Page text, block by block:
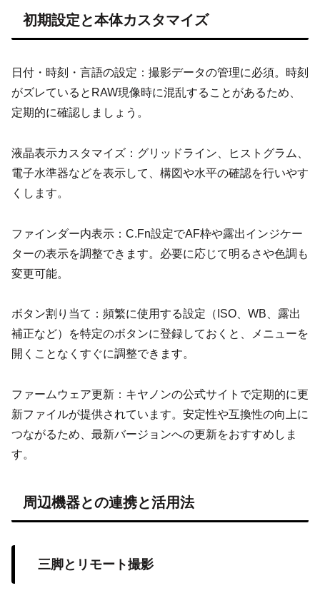
初期設定と本体カスタマイズ
日付・時刻・言語の設定：撮影データの管理に必須。時刻
がズレているとRAW現像時に混乱することがあるため、
定期的に確認しましょう。
液晶表示カスタマイズ：グリッドライン、ヒストグラム、
電子水準器などを表示して、構図や水平の確認を行いやす
くします。
ファインダー内表示：C.Fn設定でAF枠や露出インジケー
ターの表示を調整できます。必要に応じて明るさや色調も
変更可能。
ボタン割り当て：頻繁に使用する設定（ISO、WB、露出
補正など）を特定のボタンに登録しておくと、メニューを
開くことなくすぐに調整できます。
ファームウェア更新：キヤノンの公式サイトで定期的に更
新ファイルが提供されています。安定性や互換性の向上に
つながるため、最新バージョンへの更新をおすすめしま
す。
周辺機器との連携と活用法
三脚とリモート撮影